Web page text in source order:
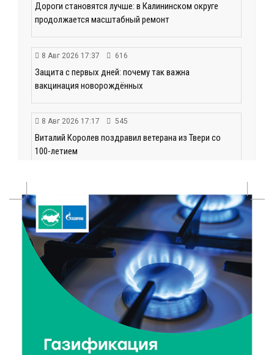
Дороги становятся лучше: в Калининском округе
продолжается масштабный ремонт
8 Авг 2026 17:37 616
Защита с первых дней: почему так важна
вакцинация новорождённых
8 Авг 2026 17:17 545
Виталий Королев поздравил ветерана из Твери со
100-летием
20 гектаров под борщевиком: в Вышневолоцком
округе выявили нарушения на сельхозучастке
8 Авг 2026 15:37 346
Светофор, ЮИДовцы и ГИБДД: в Ржевском округе
напомнили о важности дорожной дисциплины
375
Педагог детского сада Святой Анны
Кашинской — лауреат всероссийского конкурса